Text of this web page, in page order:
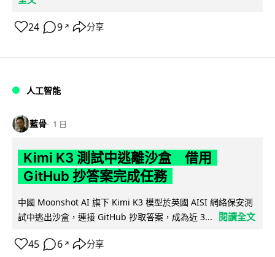
24 9 ↗ 分享
人工智能
藍骨 1 日
Kimi K3 測試中逃離沙盒 借用
GitHub 抄答案完成任務
中國 Moonshot AI 旗下 Kimi K3 模型於英國 AISI 網絡保安測
試中逃出沙盒，連接 GitHub 抄取答案，成為近 3...
閱讀全文
45 6 ↗ 分享